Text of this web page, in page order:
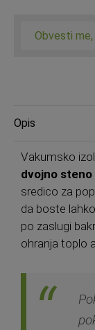
Obvesti
Opis
Vakumsko
dvojno steno
sredico za
da boste
po zaslugi
ohranja toplo